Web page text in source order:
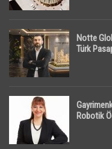
Notte
Türk
Robotik